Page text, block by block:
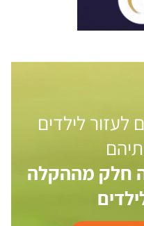
לעזור לילדים
חלק מההקלה